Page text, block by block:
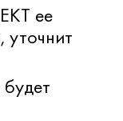
ее
уточнит